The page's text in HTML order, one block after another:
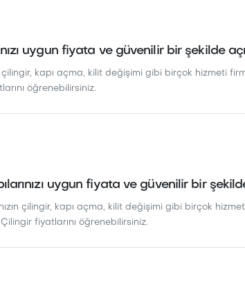
uygun fiyata ve güvenilir bir şekilde
çilingir, kapı açma, kilit değişimi gibi birçok hizmeti
öğrenebilirsiniz.
uygun fiyata ve güvenilir bir
çilingir, kapı açma, kilit değişimi gibi birçok
fiyatlarını öğrenebilirsiniz.